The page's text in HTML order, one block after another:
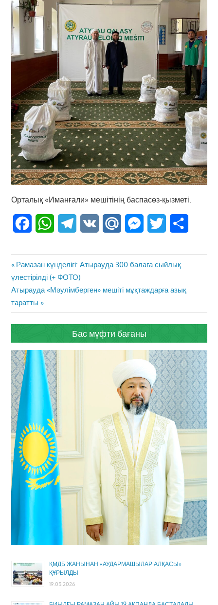
Орталық «Иманғали» мешітінің баспасөз-қызметі.
FacebookWhatsAppTelegram
VK Mail.Ru Messenger
Twitter
Жазба
навигациясы
Previous
Post:
Рамазан күнделігі: Атырауда 300 балаға сыйлық
үлестірілді (+ ФОТО)
Next
Post:
Атырауда «Мәулімберген» мешіті мұқтаждарға азық
таратты
Бас мүфти бағаны
ҚМДБ ЖАНЫНАН «АУДАРМАШЫЛАР АЛҚАСЫ»
ҚҰРЫЛДЫ
19.05.2026